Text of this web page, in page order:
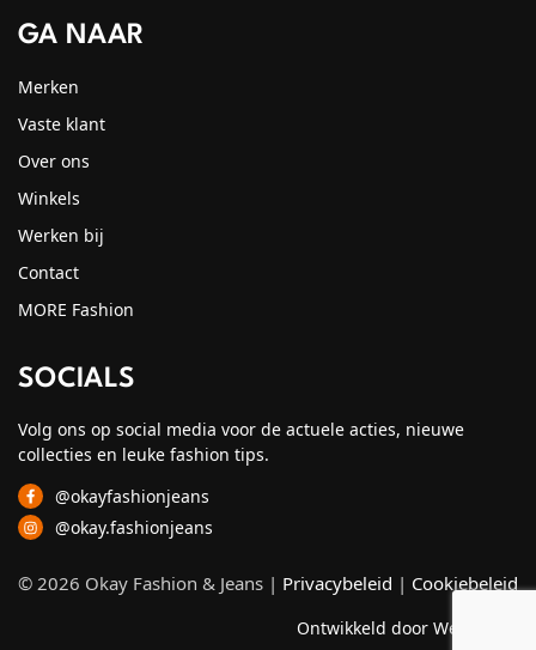
GA NAAR
Merken
Vaste klant
Over ons
Winkels
Werken bij
Contact
MORE Fashion
SOCIALS
Volg ons op social media voor de actuele acties, nieuwe
collecties en leuke fashion tips.
@okayfashionjeans
@okay.fashionjeans
© 2026 Okay Fashion & Jeans | Privacybeleid | Cookiebeleid
Ontwikkeld door Webzuiver